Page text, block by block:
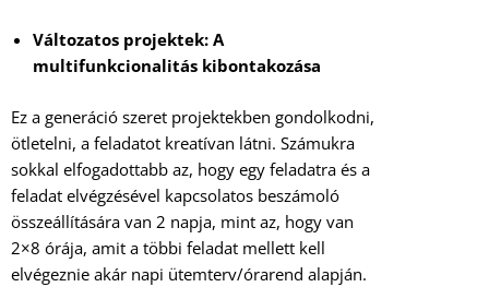
Változatos projektek: A
multifunkcionalitás kibontakozása
Ez a generáció szeret projektekben gondolkodni,
ötletelni, a feladatot kreatívan látni. Számukra
sokkal elfogadottabb az, hogy egy feladatra és a
feladat elvégzésével kapcsolatos beszámoló
összeállítására van 2 napja, mint az, hogy van
2×8 órája, amit a többi feladat mellett kell
elvégeznie akár napi ütemterv/órarend alapján.